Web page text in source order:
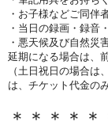
・お子様などご同伴
・当日の録画・録音
・悪天候及び自然災
延期になる場合は、
（土日祝日の場合は
は、チケット代金の
＊＊＊＊